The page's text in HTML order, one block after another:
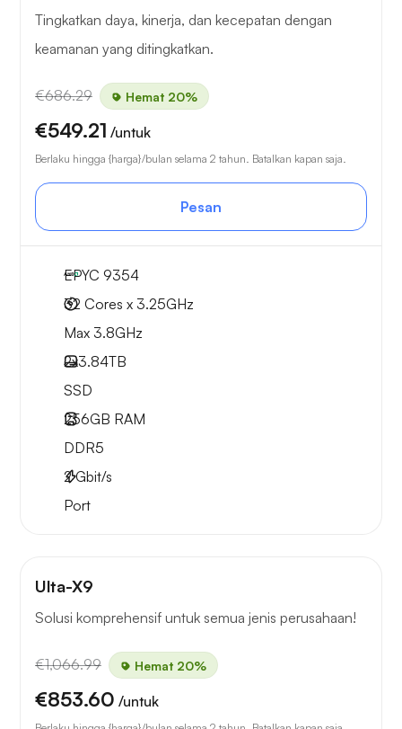
Tingkatkan daya, kinerja, dan kecepatan dengan
keamanan yang ditingkatkan.
€686.29 Hemat 20%
€549.21 /untuk
Berlaku hingga {harga}/bulan selama 2 tahun. Batalkan kapan saja.
Pesan
EPYC 9354
32 Cores x 3.25GHz
Max 3.8GHz
2x3.84TB
SSD
256GB RAM
DDR5
2Gbit/s
Port
Ulta-X9
Solusi komprehensif untuk semua jenis perusahaan!
€1,066.99 Hemat 20%
€853.60 /untuk